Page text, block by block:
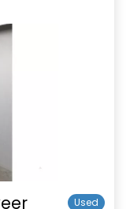
Used